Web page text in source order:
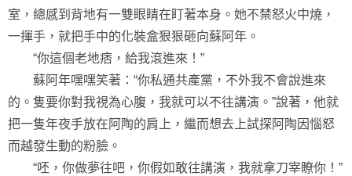
室，總感到背地有一雙眼睛在盯著本身。她不禁怒火中燒，
一揮手，就把手中的化裝盒狠狠砸向蘇阿年。
“你這個老地痞，給我滾進來！”
蘇阿年嘿嘿笑著：“你私通共產黨，不外我不會說進來
的。隻要你對我視為心腹，我就可以不往講演。”說著，他就
把一隻年夜手放在阿陶的肩上，繼而想去上試探阿陶因惱怒
而越發生動的粉臉。
“呸，你做夢往吧，你假如敢往講演，我就拿刀宰瞭你！”